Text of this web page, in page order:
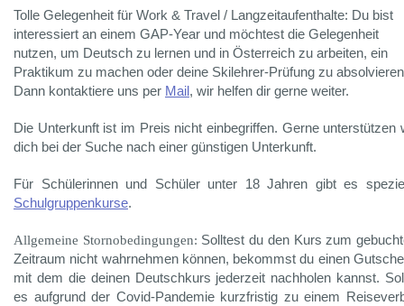
Tolle Gelegenheit für Work & Travel / Langzeitaufenthalte: Du bist
interessiert an einem GAP-Year und möchtest die Gelegenheit
nutzen, um Deutsch zu lernen und in Österreich zu arbeiten, ein
Praktikum zu machen oder deine Skilehrer-Prüfung zu
Dann kontaktiere uns per Mail , wir helfen dir gerne weiter.
Die Unterkunft ist im Preis nicht einbegriffen. Gerne unterstützen
dich bei der Suche nach einer günstigen Unterkunft.
Für Schülerinnen und Schüler unter 18 Jahren gibt es
Schulgruppenkurse.
Allgemeine Stornobedingungen: Solltest du den Kurs zum
Zeitraum nicht wahrnehmen können, bekommst du einen
mit dem die deinen Deutschkurs jederzeit nachholen kannst.
es aufgrund der Covid-Pandemie kurzfristig zu einem